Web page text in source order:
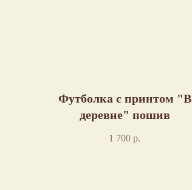
Футболка с принтом "В
деревне" пошив
1 700 р.